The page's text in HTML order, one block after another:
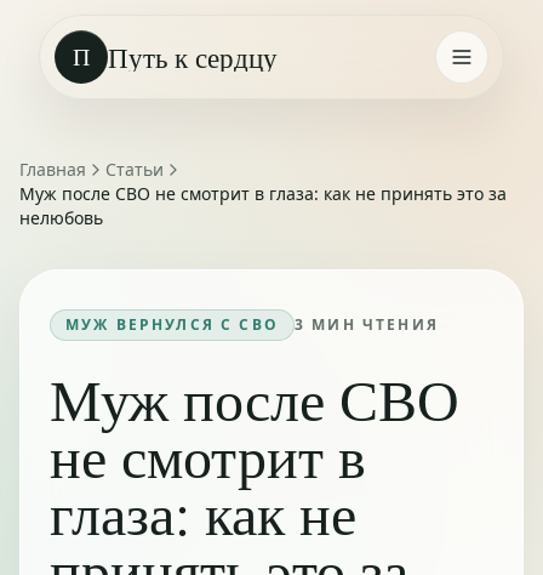
П Путь к сердцу
Главная
Статьи
Муж после СВО не смотрит в глаза: как не принять это за
нелюбовь
МУЖ ВЕРНУЛСЯ С СВО 3 МИН ЧТЕНИЯ
Муж после СВО
не смотрит в
глаза: как не